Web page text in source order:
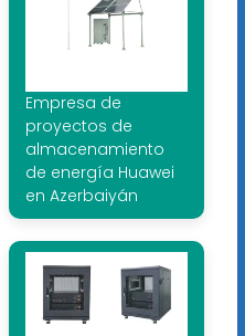
Empresa de
proyectos de
almacenamiento
de energía Huawei
en Azerbaiyán